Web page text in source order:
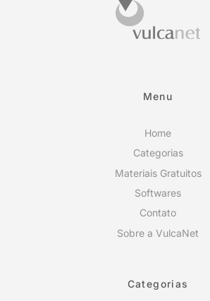
Menu
Home
Categorias
Materiais Gratuitos
Softwares
Contato
Sobre a VulcaNet
Categorias